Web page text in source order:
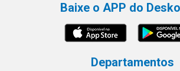
Baixe o APP do
Departamentos